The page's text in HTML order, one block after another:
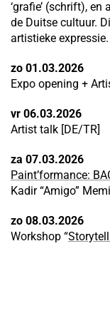
‘grafie’ (schrift),
de Duitse cultuur.
artistieke expressie.
zo 01.03.2026
Expo opening +
vr 06.03.2026
Artist talk [DE/TR]
za 07.03.2026
Paint’formance:
Kadir “Amigo”
zo 08.03.2026
Workshop “